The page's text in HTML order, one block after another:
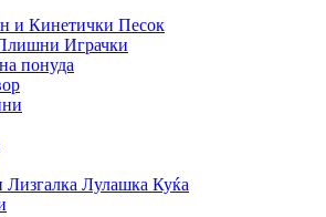
и Кинетички Песок
Играчки
понуда
Лизгалка Лулашка Куќа